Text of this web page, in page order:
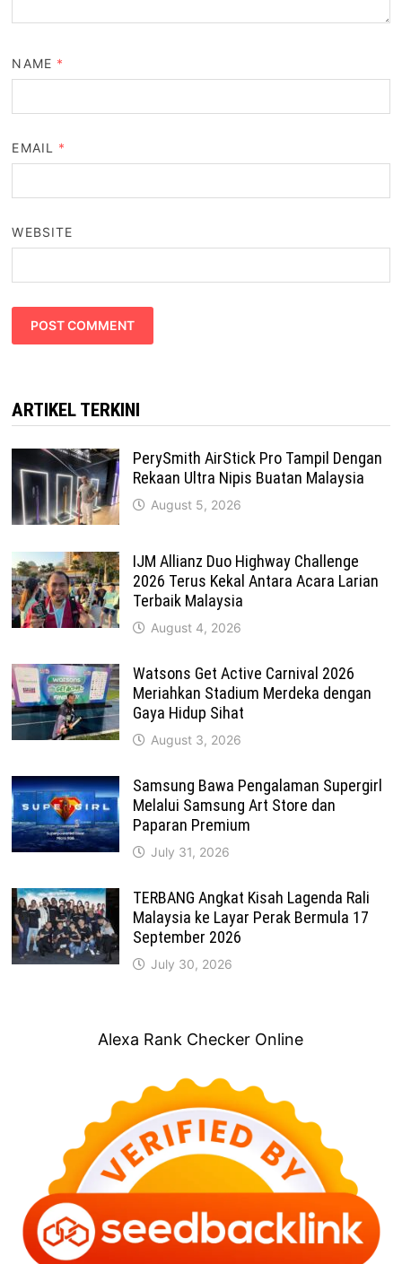
NAME *
EMAIL *
WEBSITE
ARTIKEL TERKINI
PerySmith AirStick Pro Tampil Dengan
Rekaan Ultra Nipis Buatan Malaysia
August 5, 2026
IJM Allianz Duo Highway Challenge
2026 Terus Kekal Antara Acara Larian
Terbaik Malaysia
August 4, 2026
Watsons Get Active Carnival 2026
Meriahkan Stadium Merdeka dengan
Gaya Hidup Sihat
August 3, 2026
Samsung Bawa Pengalaman Supergirl
Melalui Samsung Art Store dan
Paparan Premium
July 31, 2026
TERBANG Angkat Kisah Lagenda Rali
Malaysia ke Layar Perak Bermula 17
September 2026
July 30, 2026
Alexa Rank Checker Online